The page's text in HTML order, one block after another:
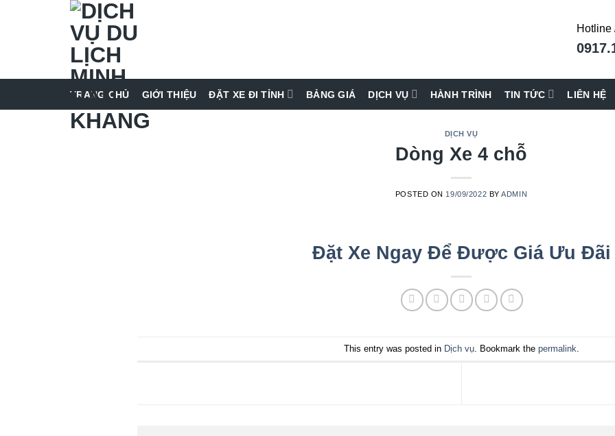
Hotline
TRANG CHỦ GIỚI THIỆU ĐẶT XE ĐI TỈNH BẢNG GIÁ DỊCH VỤ HÀNH TRÌNH TIN TỨC LIÊN HỆ
DỊCH VỤ
Dòng Xe 4 chỗ
POSTED ON 19/09/2022 BYADMIN
Đặt Xe Ngay Để Được Giá Ưu Đãi
This entry was posted in Dịch vụ. Bookmark the permalink